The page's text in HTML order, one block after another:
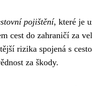
pojištění, které je
cest do zahraničí za
rizika spojená s
za škody.